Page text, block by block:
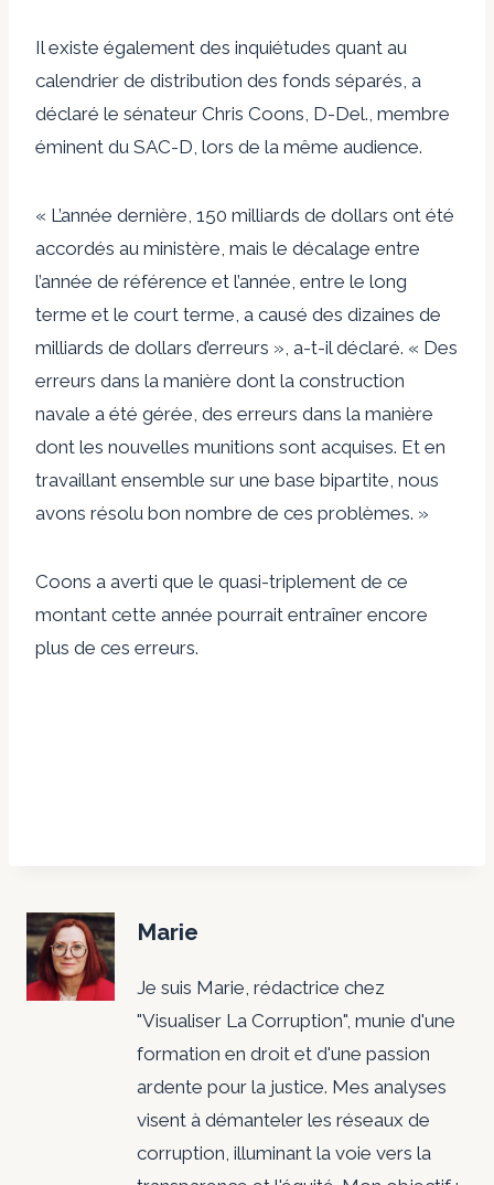
Il existe également des inquiétudes quant au
calendrier de distribution des fonds séparés, a
déclaré le sénateur Chris Coons, D-Del., membre
éminent du SAC-D, lors de la même audience.
« L’année dernière, 150 milliards de dollars ont été
accordés au ministère, mais le décalage entre
l’année de référence et l’année, entre le long
terme et le court terme, a causé des dizaines de
milliards de dollars d’erreurs », a-t-il déclaré. « Des
erreurs dans la manière dont la construction
navale a été gérée, des erreurs dans la manière
dont les nouvelles munitions sont acquises. Et en
travaillant ensemble sur une base bipartite, nous
avons résolu bon nombre de ces problèmes. »
Coons a averti que le quasi-triplement de ce
montant cette année pourrait entraîner encore
plus de ces erreurs.
Marie
Je suis Marie, rédactrice chez
"Visualiser La Corruption", munie d'une
formation en droit et d'une passion
ardente pour la justice. Mes analyses
visent à démanteler les réseaux de
corruption, illuminant la voie vers la